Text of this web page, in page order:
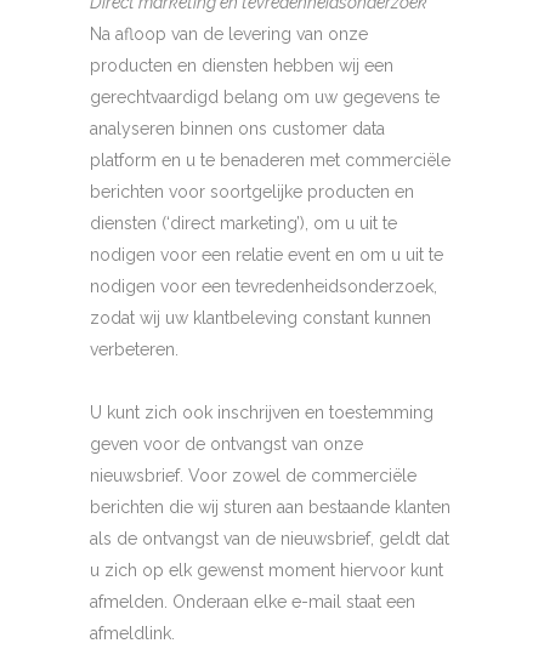
Na afloop van de levering van onze
producten en diensten hebben wij een
gerechtvaardigd belang om uw gegevens te
analyseren binnen ons customer data
platform en u te benaderen met commerciële
berichten voor soortgelijke producten en
diensten (‘direct marketing’), om u uit te
nodigen voor een relatie event en om u uit te
nodigen voor een tevredenheidsonderzoek,
zodat wij uw klantbeleving constant kunnen
verbeteren.
U kunt zich ook inschrijven en toestemming
geven voor de ontvangst van onze
nieuwsbrief. Voor zowel de commerciële
berichten die wij sturen aan bestaande klanten
als de ontvangst van de nieuwsbrief, geldt dat
u zich op elk gewenst moment hiervoor kunt
afmelden. Onderaan elke e-mail staat een
afmeldlink.